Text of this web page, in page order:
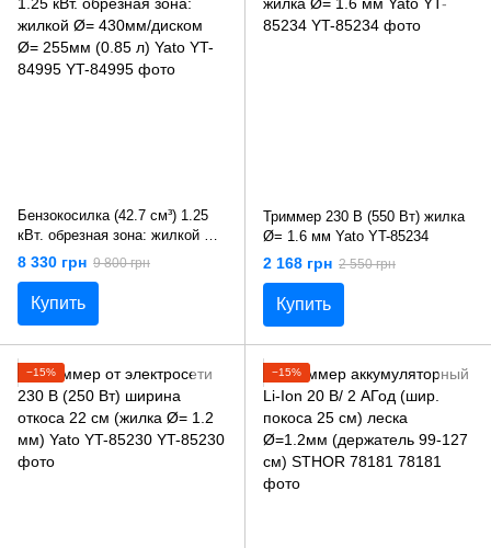
Бензокосилка (42.7 см³) 1.25
кВт. обрезная зона: жилкой Ø=
430мм/диском Ø= 255мм (0.85
л) Yato YT-84995
8 330 грн 9 800 грн
Купить
Триммер 230 В (550 Вт) жилка
Ø= 1.6 мм Yato YT-85234
2 168 грн 2 550 грн
Купить
−15% −15%